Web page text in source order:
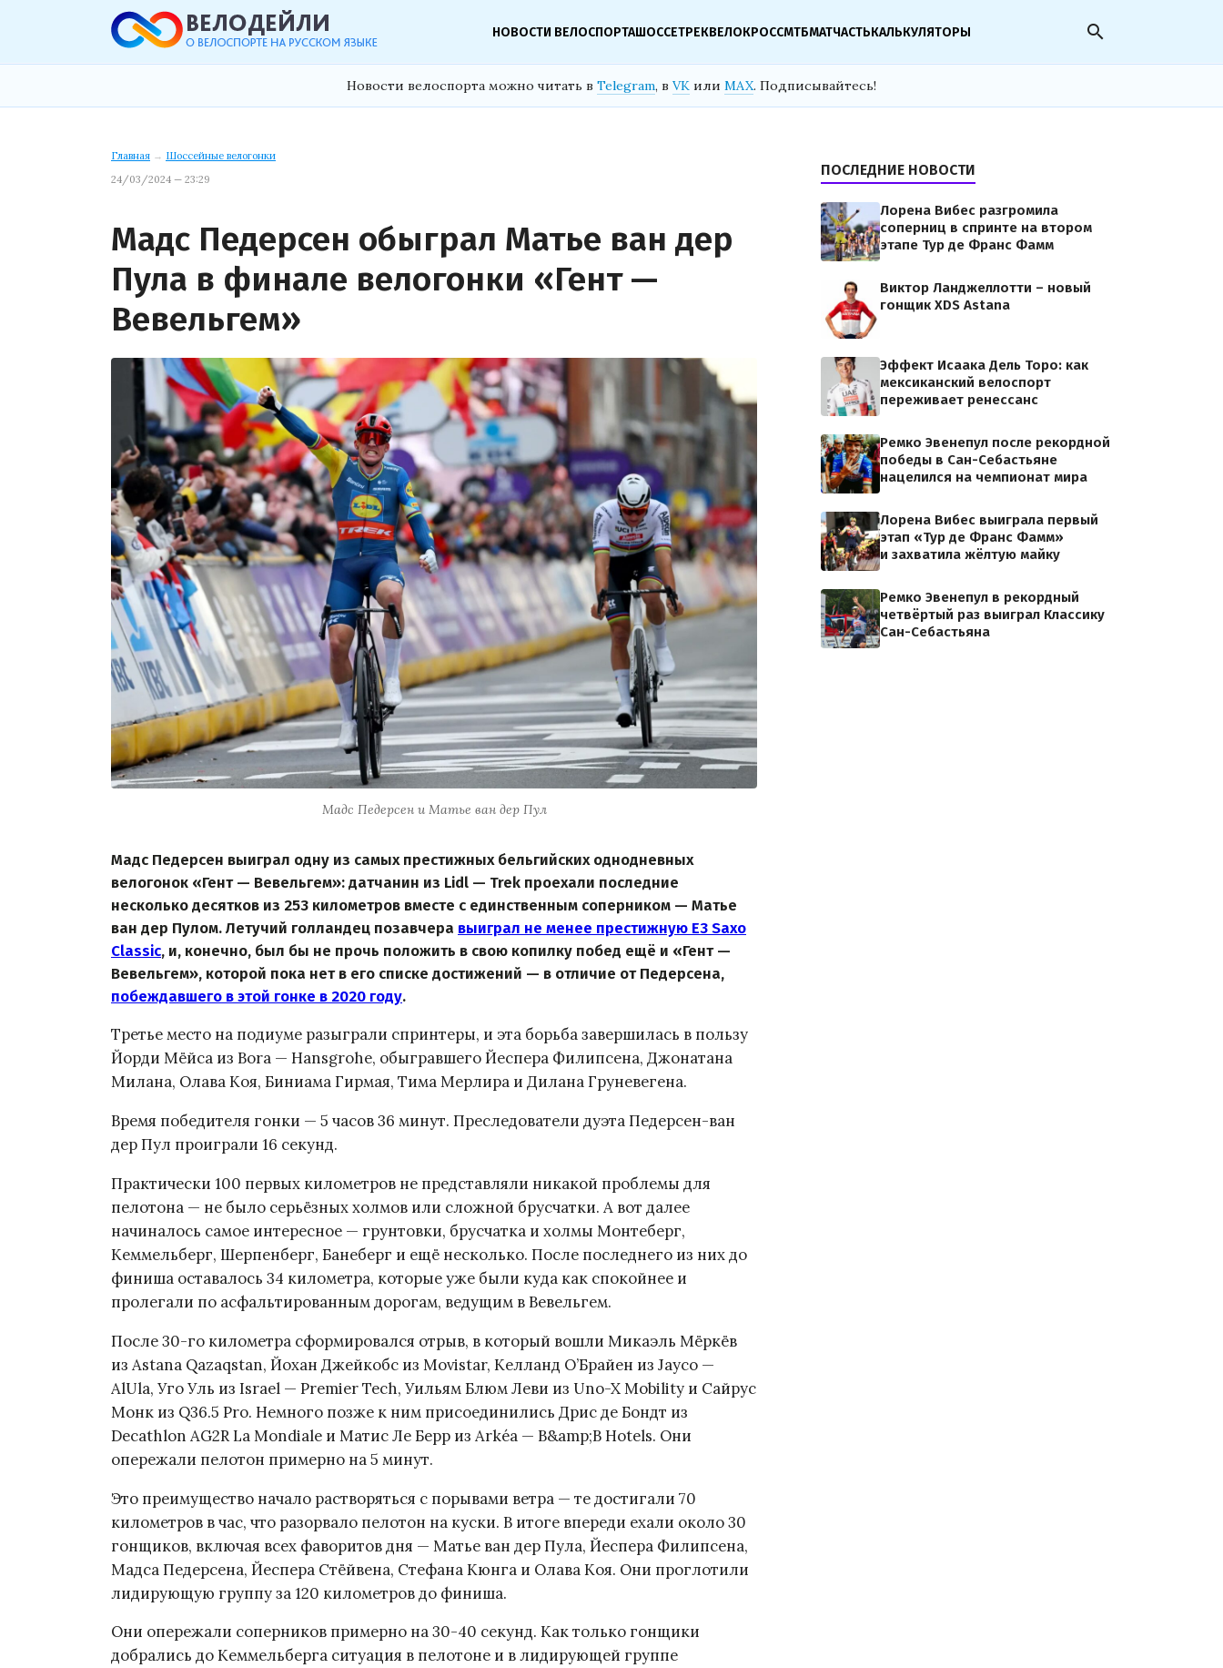
НОВОСТИ ВЕЛОСПОРТАШОССЕТРЕКВЕЛОКРОССМТБМАТЧАСТЬКАЛЬКУЛЯТОРЫ search
Новости велоспорта можно читать в Telegram, в VK или MAX. Подписывайтесь!
Главная → Шоссейные велогонки
24/03/2024 — 23:29
Мадс Педерсен обыграл Матье ван дер
Пула в финале велогонки «Гент —
Вевельгем»
Мадс Педерсен и Матье ван дер Пул
Мадс Педерсен выиграл одну из самых престижных бельгийских однодневных
велогонок «Гент — Вевельгем»: датчанин из Lidl — Trek проехали последние
несколько десятков из 253 километров вместе с единственным соперником — Матье
ван дер Пулом. Летучий голландец позавчера выиграл не менее престижную E3 Saxo
Classic, и, конечно, был бы не прочь положить в свою копилку побед ещё и «Гент —
Вевельгем», которой пока нет в его списке достижений — в отличие от Педерсена,
побеждавшего в этой гонке в 2020 году.
Третье место на подиуме разыграли спринтеры, и эта борьба завершилась в пользу
Йорди Мёйса из Bora — Hansgrohe, обыгравшего Йеспера Филипсена, Джонатана
Милана, Олава Коя, Биниама Гирмая, Тима Мерлира и Дилана Груневегена.
Время победителя гонки — 5 часов 36 минут. Преследователи дуэта Педерсен-ван
дер Пул проиграли 16 секунд.
Практически 100 первых километров не представляли никакой проблемы для
пелотона — не было серьёзных холмов или сложной брусчатки. А вот далее
начиналось самое интересное — грунтовки, брусчатка и холмы Монтеберг,
Кеммельберг, Шерпенберг, Банеберг и ещё несколько. После последнего из них до
финиша оставалось 34 километра, которые уже были куда как спокойнее и
пролегали по асфальтированным дорогам, ведущим в Вевельгем.
После 30-го километра сформировался отрыв, в который вошли Микаэль Мёркёв
из Astana Qazaqstan, Йохан Джейкобс из Movistar, Келланд О’Брайен из Jayco —
AlUla, Уго Уль из Israel — Premier Tech, Уильям Блюм Леви из Uno-X Mobility и Сайрус
Монк из Q36.5 Pro. Немного позже к ним присоединились Дрис де Бондт из
Decathlon AG2R La Mondiale и Матис Ле Берр из Arkéa — B&amp;B Hotels. Они
опережали пелотон примерно на 5 минут.
Это преимущество начало растворяться с порывами ветра — те достигали 70
километров в час, что разорвало пелотон на куски. В итоге впереди ехали около 30
гонщиков, включая всех фаворитов дня — Матье ван дер Пула, Йеспера Филипсена,
Мадса Педерсена, Йеспера Стёйвена, Стефана Кюнга и Олава Коя. Они проглотили
лидирующую группу за 120 километров до финиша.
Они опережали соперников примерно на 30-40 секунд. Как только гонщики
добрались до Кеммельберга ситуация в пелотоне и в лидирующей группе
ПОСЛЕДНИЕ НОВОСТИ
Лорена Вибес разгромила
соперниц в спринте на втором
этапе Тур де Франс Фамм
Виктор Ланджеллотти – новый
гонщик XDS Astana
Эффект Исаака Дель Торо: как
мексиканский велоспорт
переживает ренессанс
Ремко Эвенепул после рекордной
победы в Сан-Себастьяне
нацелился на чемпионат мира
Лорена Вибес выиграла первый
этап «Тур де Франс Фамм»
и захватила жёлтую майку
Ремко Эвенепул в рекордный
четвёртый раз выиграл Классику
Сан-Себастьяна